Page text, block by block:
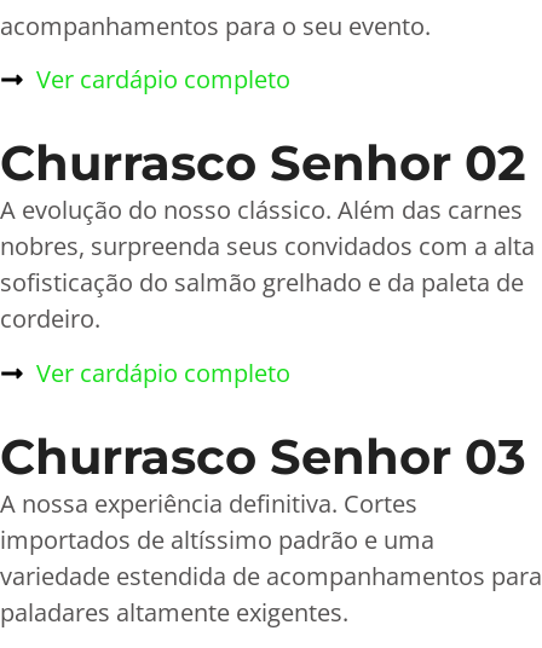
acompanhamentos para o seu evento.
Ver cardápio completo
Churrasco Senhor 02
A evolução do nosso clássico. Além das carnes
nobres, surpreenda seus convidados com a alta
sofisticação do salmão grelhado e da paleta de
cordeiro.
Ver cardápio completo
Churrasco Senhor 03
A nossa experiência definitiva. Cortes
importados de altíssimo padrão e uma
variedade estendida de acompanhamentos para
paladares altamente exigentes.